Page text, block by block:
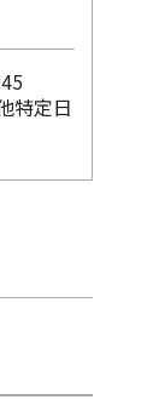
特定日